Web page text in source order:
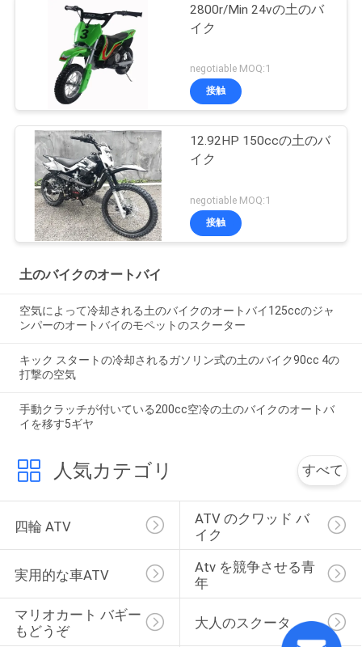
2800r/Min 24vの土のバ
イク
negotiable MOQ:1
接触
12.92HP 150ccの土のバ
イク
negotiable MOQ:1
接触
土のバイクのオートバイ
空気によって冷却される土のバイクのオートバイ125ccのジャ
ンパーのオートバイのモペットのスクーター
キック スタートの冷却されるガソリン式の土のバイク90cc 4の
打撃の空気
手動クラッチが付いている200cc空冷の土のバイクのオートバ
イを移す5ギヤ
人気カテゴリ すべて
四輪 ATV
ATV のクワッド バ
イク
実用的な車ATV
Atv を競争させる青
年
マリオカート バギー
もどうぞ
大人のスクータ